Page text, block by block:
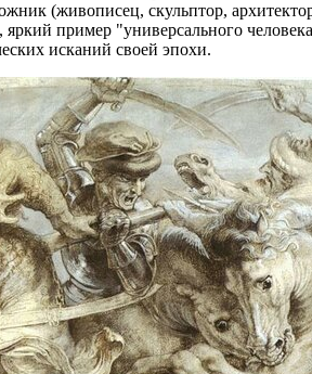
(живописец, скульптор,
пример "универсального
исканий своей эпохи.